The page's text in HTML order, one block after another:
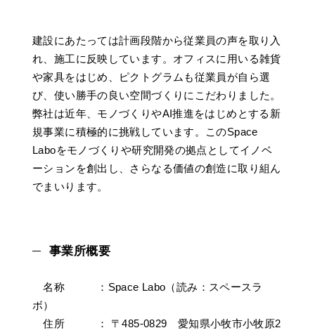
建設にあたっては計画段階から従業員の声を取り入
れ、施工に反映しています。オフィスに用いる雑貨
や家具をはじめ、ピクトグラムも従業員が自ら選
び、使い勝手の良い空間づくりにこだわりました。
弊社は近年、モノづくりやAI推進をはじめとする新
規事業に積極的に挑戦しています。このSpace
Laboをモノづくりや研究開発の拠点としてイノベ
ーションを創出し、さらなる価値の創造に取り組ん
でまいります。
事業所概要
名称 ：Space Labo（読み：スペースラ
ボ）
住所 ： 〒485-0829 愛知県小牧市小牧原2